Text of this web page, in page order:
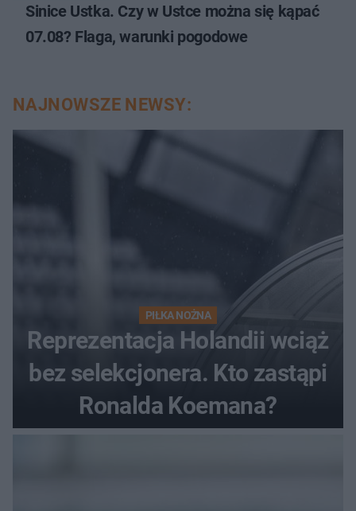
Sinice Ustka. Czy w Ustce można się kąpać
07.08? Flaga, warunki pogodowe
NAJNOWSZE NEWSY:
PIŁKA NOŻNA
Reprezentacja Holandii wciąż
bez selekcjonera. Kto zastąpi
Ronalda Koemana?